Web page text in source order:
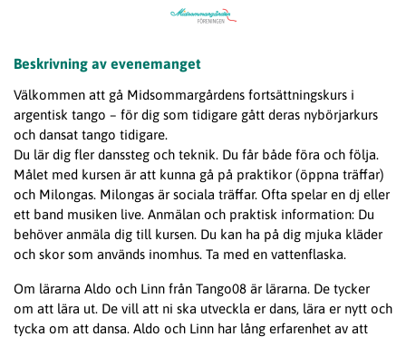
Beskrivning av evenemanget
Välkommen att gå Midsommargårdens fortsättningskurs i
argentisk tango – för dig som tidigare gått deras nybörjarkurs
och dansat tango tidigare.
Du lär dig fler danssteg och teknik. Du får både föra och följa.
Målet med kursen är att kunna gå på praktikor (öppna träffar)
och Milongas. Milongas är sociala träffar. Ofta spelar en dj eller
ett band musiken live. Anmälan och praktisk information: Du
behöver anmäla dig till kursen. Du kan ha på dig mjuka kläder
och skor som används inomhus. Ta med en vattenflaska.
Om lärarna Aldo och Linn från Tango08 är lärarna. De tycker
om att lära ut. De vill att ni ska utveckla er dans, lära er nytt och
tycka om att dansa. Aldo och Linn har lång erfarenhet av att